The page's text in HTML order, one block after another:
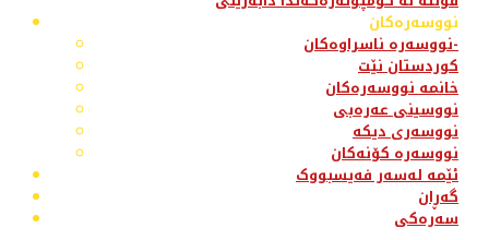
نووسەرەکان
نووسەرە ناسراوەکان-
کوردستان نێت
خانمە نووسەرەکان
نووسینی عەرەبی
نووسەری دیکە
نووسەرە کۆنەکان
ئێمە لەسەر فەیسبووک
گەڕان
سەرەکی